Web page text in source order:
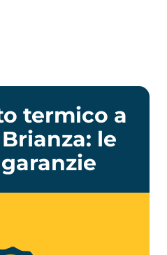
termico a
le